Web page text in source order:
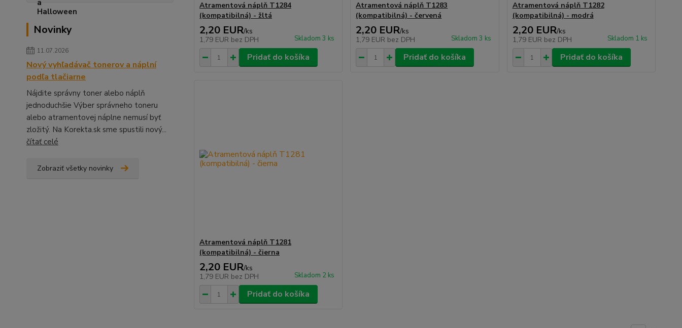
Novinky
11.07.2026
Nový vyhľadávač tonerov a náplní
podľa tlačiarne
Nájdite správny toner alebo náplň
jednoduchšie Výber správneho toneru
alebo atramentovej náplne nemusí byť
zložitý. Na Korekta.sk sme spustili nový...
čítať celé
Zobraziť všetky novinky
Atramentová náplň T1284
(kompatibilná) - žltá
2,20 EUR/ks
1,79 EUR bez DPH Skladom 3 ks
Pridať do košíka
Atramentová náplň T1283
(kompatibilná) - červená
2,20 EUR/ks
1,79 EUR bez DPH Skladom 3 ks
Pridať do košíka
Atramentová náplň T1282
(kompatibilná) - modrá
2,20 EUR/ks
1,79 EUR bez DPH Skladom 1 ks
Pridať do košíka
Atramentová náplň T1281
(kompatibilná) - čierna
2,20 EUR/ks
1,79 EUR bez DPH Skladom 2 ks
Pridať do košíka